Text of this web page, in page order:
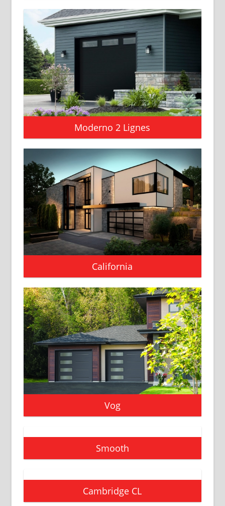
Moderno 2 Lignes
California
Vog
Smooth
Cambridge CL